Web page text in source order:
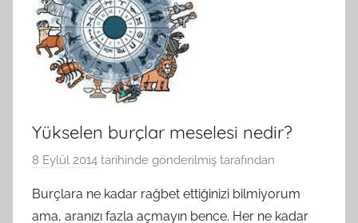
Yükselen burçlar meselesi nedir?
8 Eylül 2014 tarihinde gönderilmiş tarafından
Burçlara ne kadar rağbet ettiğinizi bilmiyorum
ama, aranızı fazla açmayın bence. Her ne kadar